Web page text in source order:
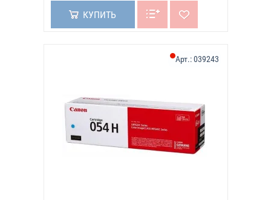
КУПИТЬ
Арт.:039243